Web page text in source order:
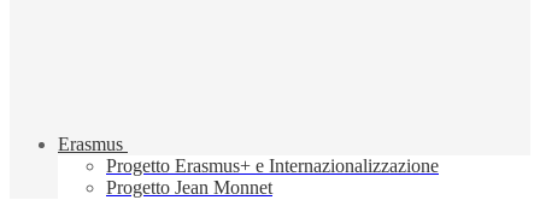
Erasmus
Progetto Erasmus+ e Internazionalizzazione
Progetto Jean Monnet